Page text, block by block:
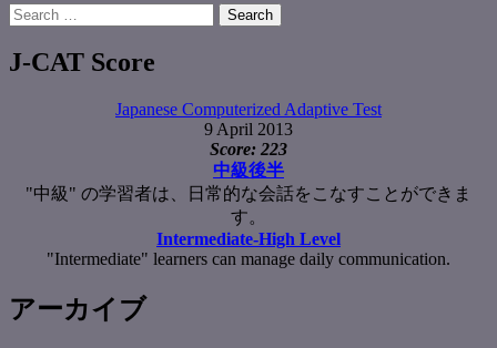
Search
for:
J-CAT Score
Japanese Computerized Adaptive Test
9 April 2013
Score: 223
中級後半
"中級" の学習者は、日常的な会話をこなすことができま
す。
Intermediate-High Level
"Intermediate" learners can manage daily communication.
アーカイブ